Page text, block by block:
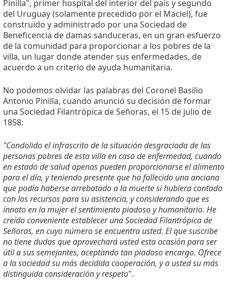
Pinilla", primer hospital del interior del país y segundo
del Uruguay (solamente precedido por el Maciel), fue
construido y administrado por una Sociedad de
Beneficencia de damas sanduceras, en un gran esfuerzo
de la comunidad para proporcionar a los pobres de la
villa, un lugar donde atender sus enfermedades, de
acuerdo a un criterio de ayuda humanitaria.
No podemos olvidar las palabras del Coronel Basilio
Antonio Pinilla, cuando anunció su decisión de formar
una Sociedad Filantrópica de Señoras, el 15 de julio de
1858:
"Condolido el infrascrito de la situación desgraciada de las
personas pobres de esta villa en caso de enfermedad, cuando
en estado de salud apenas pueden proporcionarse el alimento
para el día, y teniendo presente que ha fallecido una anciana
que podía haberse arrebatado a la muerte si hubiera contado
con los recursos para su asistencia, y considerando que es
innato en la mujer el sentimiento piadoso y humanitario. He
creído conveniente establecer una Sociedad Filantrópica de
Señoras, en cuyo número se encuentra usted. El que suscribe
no tiene dudas que aprovechará usted esta ocasión para ser
útil a sus semejantes, aceptando tan piadoso encargo. Ofrece
a la sociedad su más decidida cooperación, y a usted su más
distinguida consideración y respeto".